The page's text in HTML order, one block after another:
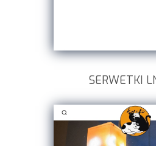
SERWETKI